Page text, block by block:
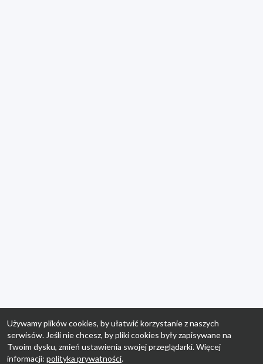
Używamy plików cookies, by ułatwić korzystanie z naszych
serwisów. Jeśli nie chcesz, by pliki cookies były zapisywane na
Twoim dysku, zmień ustawienia swojej przeglądarki. Więcej
informacji: polityka prywatności.